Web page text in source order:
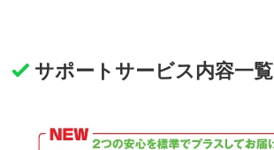
サポートサービス内容一覧